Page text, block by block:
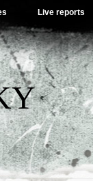
Live reports